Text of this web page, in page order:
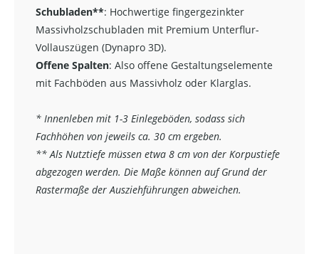
Schubladen**: Hochwertige fingergezinkter
Massivholzschubladen mit Premium Unterflur-
Vollauszügen (Dynapro 3D).
Offene Spalten: Also offene Gestaltungselemente
mit Fachböden aus Massivholz oder Klarglas.
* Innenleben mit 1-3 Einlegeböden, sodass sich
Fachhöhen von jeweils ca. 30 cm ergeben.
** Als Nutztiefe müssen etwa 8 cm von der Korpustiefe
abgezogen werden. Die Maße können auf Grund der
Rastermaße der Ausziehführungen abweichen.